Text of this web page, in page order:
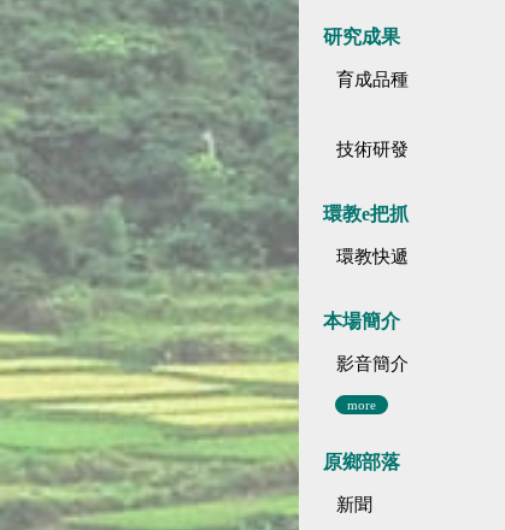
研究成果
育成品種
技術研發
環教e把抓
環教快遞
本場簡介
影音簡介
more
原鄉部落
新聞